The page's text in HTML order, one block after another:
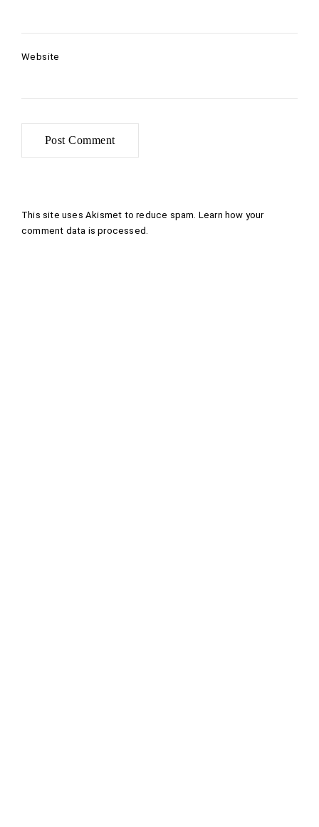
Website
This site uses Akismet to reduce spam. Learn how your
comment data is processed